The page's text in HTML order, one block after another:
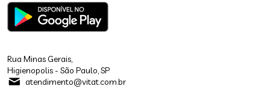
Rua Minas Gerais,
Higienopolis - São Paulo, SP
atendimento@vitat.com.br